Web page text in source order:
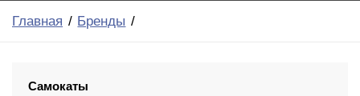
Главная Бренды
Самокаты